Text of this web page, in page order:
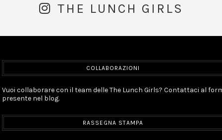
THE LUNCH GIRLS
COLLABORAZIONI
Vuoi collaborare con il team delle The Lunch Girls? Contattaci al
presente nel blog.
RASSEGNA STAMPA